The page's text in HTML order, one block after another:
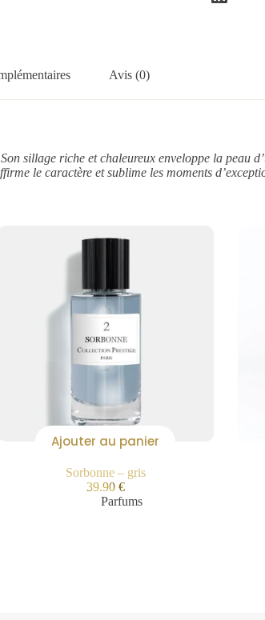
Avis (0)
sillage riche et chaleureux enveloppe la peau
le caractère et sublime les moments
Ajouter au panier
Sorbonne – gris
39.90 €
Parfums